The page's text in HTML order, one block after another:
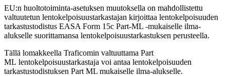
EU:n huoltotoiminta-asetuksen muutoksella on mahdollistettu
valtuutetun lentokelpoisuustarkastajan kirjoittaa lentokelpoisuuden
tarkastustodistus EASA Form 15c Part-ML -mukaiselle ilma-
alukselle suorittamansa lentokelpoisuustarkastuksen perusteella.
Tällä lomakkeella Traficomin valtuuttama Part
ML lentokelpoisuustarkastaja voi antaa lentokelpoisuuden
tarkastustodistuksen Part ML mukaiselle ilma-alukselle.